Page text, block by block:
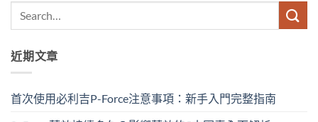
近期文章
首次使用必利吉P-Force注意事項：新手入門完整指南